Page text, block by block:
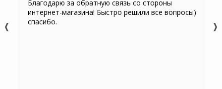
Благодарю за обратную связь со стороны
интернет-магазина! Быстро решили все вопросы)
спасибо.